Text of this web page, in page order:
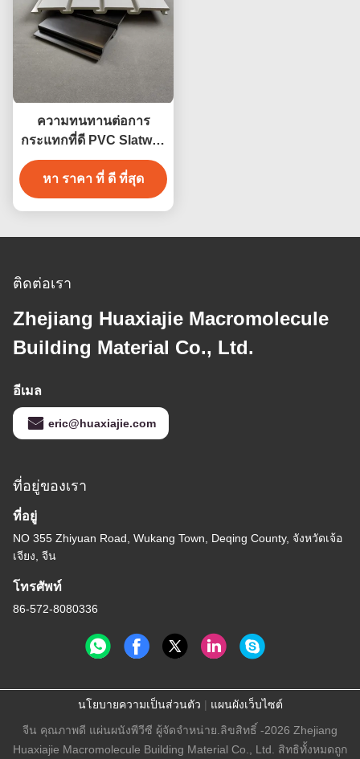
ความทนทานต่อการ
กระแทกที่ดี PVC Slatwall
การจัดเก็บที่ทนทานและมี
สไตล์
หา ราคา ที่ ดี ที่สุด
ติดต่อเรา
Zhejiang Huaxiajie Macromolecule
Building Material Co., Ltd.
อีเมล
eric@huaxiajie.com
ที่อยู่ของเรา
ที่อยู่
NO 355 Zhiyuan Road, Wukang Town, Deqing County, จังหวัดเจ้อ
เจียง, จีน
โทรศัพท์
86-572-8080336
นโยบายความเป็นส่วนตัว | แผนผังเว็บไซต์
จีน คุณภาพดี แผ่นผนังพีวีซี ผู้จัดจําหน่าย.ลิขสิทธิ์ -2026 Zhejiang
Huaxiajie Macromolecule Building Material Co., Ltd. สิทธิทั้งหมดถูก